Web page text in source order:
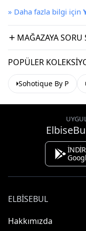
» Daha fazla bilgi için
MAĞAZAYA SORU
POPÜLER
Sohotique By P
İNDİR
ELBISEBUL
Hakkımızda